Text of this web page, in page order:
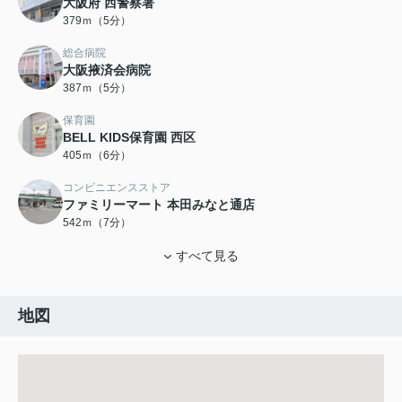
379ｍ（5分）
総合病院
大阪掖済会病院
387ｍ（5分）
保育園
BELL KIDS保育園 西区
405ｍ（6分）
コンビニエンスストア
ファミリーマート 本田みなと通店
542ｍ（7分）
すべて見る
地図